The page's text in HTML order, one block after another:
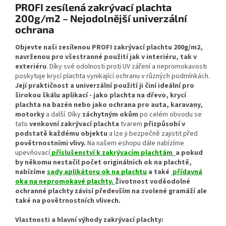
PROFI zesílená zakrývací plachta
200g/m2 – Nejodolnější univerzální
ochrana
Objevte naši zesílenou PROFI zakrývací plachtu 200g/m2,
navrženou pro všestranné použití jak v interiéru, tak v
exteriéru. Díky své odolnosti proti UV záření a nepromokavosti
poskytuje krycí plachta vynikající ochranu v různých podmínkách.
Její praktičnost a univerzální použití ji činí ideální pro
širokou škálu aplikací - jako plachta na dřevo, krycí
plachta na bazén nebo jako ochrana pro auta, karavany,
motorky a další. Díky záchytným okům po celém obvodu se
tato venkovní zakrývací plachta tvarem přizpůsobí v
podstatě každému objektu a lze ji bezpečně zajistit před
povětrnostními vlivy. Na našem eshopu dále nabízíme
upevňovacípříslušenství k zakrývacím plachtám a pokud
by někomu nestačil počet originálních ok na plachtě,
nabízíme sady aplikátoru ok na plachtu a také přídavná
oka na nepromokavé plachty.Životnost voděodolné
ochranné plachty závisí především na zvolené gramáží ale
také na povětrnostních vlivech.
Vlastnosti a hlavní výhody zakrývací plachty: